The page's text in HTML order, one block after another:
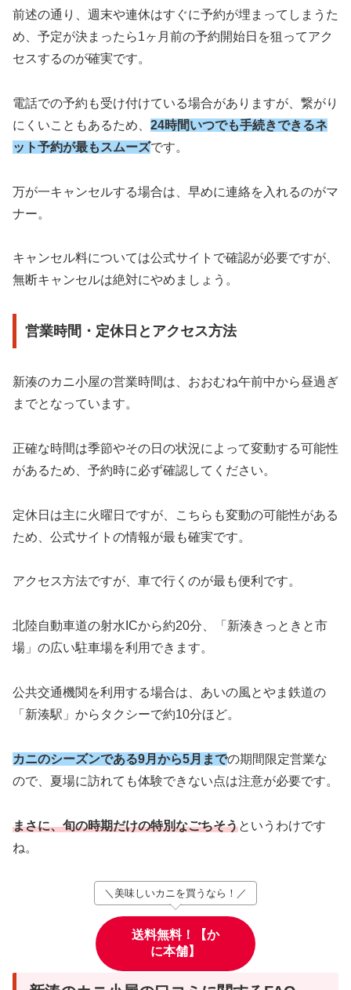
前述の通り、週末や連休はすぐに予約が埋まってしまうた
め、予定が決まったら1ヶ月前の予約開始日を狙ってアク
セスするのが確実です。
電話での予約も受け付けている場合がありますが、繋がり
にくいこともあるため、 24時間いつでも手続きできるネ
ット予約が最もスムーズです。
万が一キャンセルする場合は、早めに連絡を入れるのがマ
ナー。
キャンセル料については公式サイトで確認が必要ですが、
無断キャンセルは絶対にやめましょう。
営業時間・定休日とアクセス方法
新湊のカニ小屋の営業時間は、おおむね午前中から昼過ぎ
までとなっています。
正確な時間は季節やその日の状況によって変動する可能性
があるため、予約時に必ず確認してください。
定休日は主に火曜日ですが、こちらも変動の可能性がある
ため、公式サイトの情報が最も確実です。
アクセス方法ですが、車で行くのが最も便利です。
北陸自動車道の射水ICから約20分、「新湊きっときと市
場」の広い駐車場を利用できます。
公共交通機関を利用する場合は、あいの風とやま鉄道の
「新湊駅」からタクシーで約10分ほど。
カニのシーズンである9月から5月までの期間限定営業な
ので、夏場に訪れても体験できない点は注意が必要です。
まさに、旬の時期だけの特別なごちそうというわけです
ね。
＼美味しいカニを買うなら！／
送料無料！【か
に本舗】